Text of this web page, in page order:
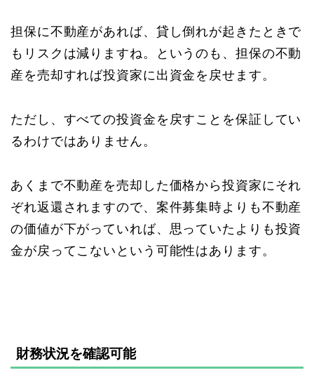
担保に不動産があれば、貸し倒れが起きたときで
もリスクは減りますね。というのも、担保の不動
産を売却すれば投資家に出資金を戻せます。
ただし、すべての投資金を戻すことを保証してい
るわけではありません。
あくまで不動産を売却した価格から投資家にそれ
ぞれ返還されますので、案件募集時よりも不動産
の価値が下がっていれば、思っていたよりも投資
金が戻ってこないという可能性はあります。
財務状況を確認可能